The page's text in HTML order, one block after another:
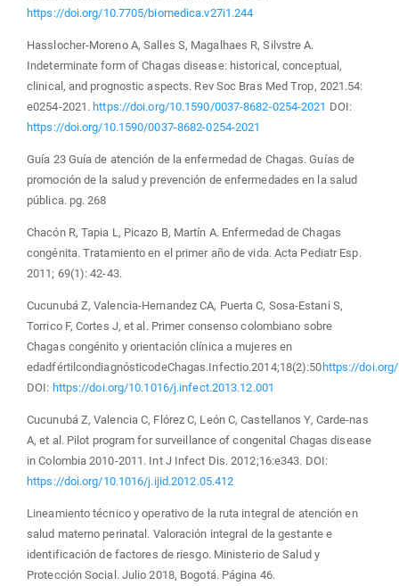
https://doi.org/10.7705/biomedica.v27i1.244
Hasslocher-Moreno A, Salles S, Magalhaes R, Silvstre A.
Indeterminate form of Chagas disease: historical, conceptual,
clinical, and prognostic aspects. Rev Soc Bras Med Trop, 2021.54:
e0254-2021.https://doi.org/10.1590/0037-8682-0254-2021 DOI:
https://doi.org/10.1590/0037-8682-0254-2021
Guía 23 Guía de atención de la enfermedad de Chagas. Guías de
promoción de la salud y prevención de enfermedades en la salud
pública. pg. 268
Chacón R, Tapia L, Picazo B, Martín A. Enfermedad de Chagas
congénita. Tratamiento en el primer año de vida. Acta Pediatr Esp.
2011; 69(1): 42-43.
Cucunubá Z, Valencia-Hernandez CA, Puerta C, Sosa-Estani S,
Torrico F, Cortes J, et al. Primer consenso colombiano sobre
Chagas congénito y orientación clínica a mujeres en
edadfértilcondiagnósticodeChagas.Infectio.2014;18(2):50https://
DOI: https://doi.org/10.1016/j.infect.2013.12.001
Cucunubá Z, Valencia C, Flórez C, León C, Castellanos Y, Carde-nas
A, et al. Pilot program for surveillance of congenital Chagas disease
in Colombia 2010-2011. Int J Infect Dis. 2012;16:e343. DOI:
https://doi.org/10.1016/j.ijid.2012.05.412
Lineamiento técnico y operativo de la ruta integral de atención en
salud materno perinatal. Valoración integral de la gestante e
identificación de factores de riesgo. Ministerio de Salud y
Protección Social. Julio 2018, Bogotá. Página 46.